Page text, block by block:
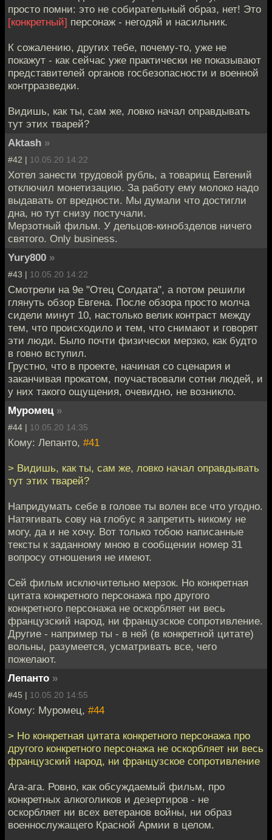
просто помни: это не собирательный образ, нет! Это
[конкретный] персонаж - негодяй и насильник.
К сожалению, других тебе, почему-то, уже не
покажут - как сейчас уже практически не показывают
представителей органов госбезопасности и военной
контрразведки.
Видишь, как ты, сам же, ловко начал оправдывать
тут этих тварей?
Aktash »
#42 | 10.05.20 14:22
Хотел занести трудовой рубль, а товарищ Евгений
отключил монетизацию. За работу ему молоко надо
выдавать от вредности. Мы думали что достигли
дна, но тут снизу постучали.
Мерзотный фильм. У дельцов-кинобзделов ничего
святого. Only business.
Yury800 »
#43 | 10.05.20 14:22
Смотрели на 9е "Отец Солдата", а потом решили
глянуть обзор Евгена. После обзора просто молча
сидели минут 10, настолько велик контраст между
тем, что происходило и тем, что снимают и говорят
эти люди. Было почти физически мерзко, как будто
в говно вступил.
Грустно, что в проекте, начиная со сценария и
заканчивая прокатом, поучаствовали сотни людей, и
у них такого ощущения, очевидно, не возникло.
Муромец »
#44 | 10.05.20 14:35
Кому: Лепанто, #41
> Видишь, как ты, сам же, ловко начал оправдывать
тут этих тварей?
Напридумать себе в голове ты волен все что угодно.
Натягивать сову на глобус я запретить никому не
могу, да и не хочу. Вот только тобою написанные
тексты к заданному мною в сообщении номер 31
вопросу отношения не имеют.
Сей фильм исключительно мерзок. Но конкретная
цитата конкретного персонажа про другого
конкретного персонажа не оскорбляет ни весь
французский народ, ни французское сопротивление.
Другие - например ты - в ней (в конкретной цитате)
вольны, разумеется, усматривать все, чего
пожелают.
Лепанто »
#45 | 10.05.20 14:55
Кому: Муромец, #44
> Но конкретная цитата конкретного персонажа про
другого конкретного персонажа не оскорбляет ни весь
французский народ, ни французское сопротивление
Ага-ага. Ровно, как обсуждаемый фильм, про
конкретных алкоголиков и дезертиров - не
оскорбляет ни всех ветеранов войны, ни образ
военнослужащего Красной Армии в целом.